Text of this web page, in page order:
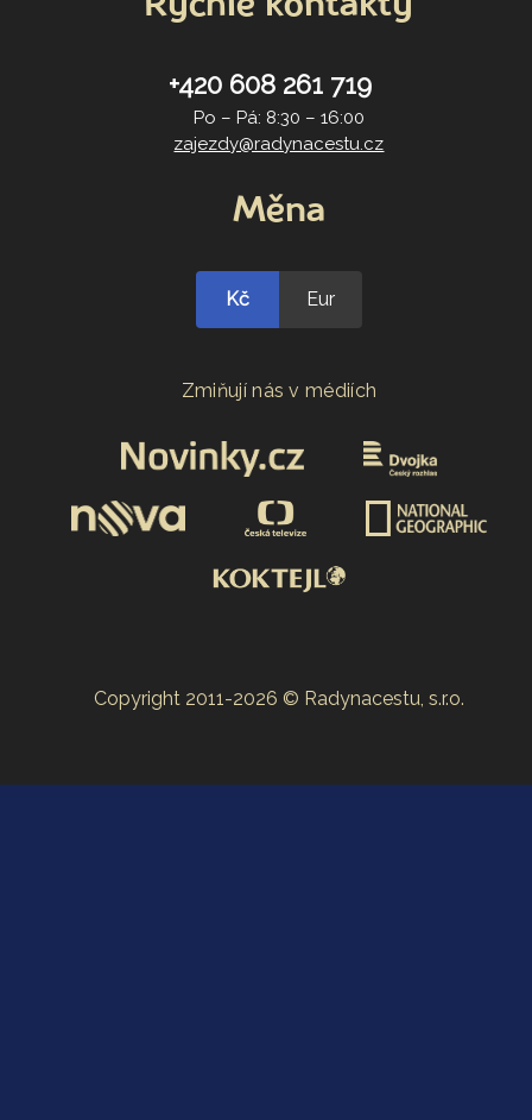
+420 608 261 719
Po – Pá: 8:30 – 16:00
zajezdy@radynacestu.cz
Měna
Kč Eur
Zmiňují nás v médiích
Copyright 2011-2026 © Radynacestu, s.r.o.